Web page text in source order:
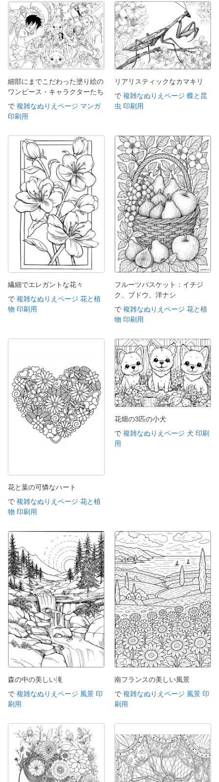
細部にまでこだわった塗り絵の
ワンピース・キャラクターたち
で 複雑なぬりえページ マンガ
印刷用
リアリスティックなカマキリ
で 複雑なぬりえページ 蝶と昆
虫 印刷用
繊細でエレガントな花々
で 複雑なぬりえページ 花と植
物 印刷用
フルーツバスケット：イチジ
ク、ブドウ、洋ナシ
で 複雑なぬりえページ 花と植
物 印刷用
花と葉の可憐なハート
で 複雑なぬりえページ 花と植
物 印刷用
花畑の3匹の小犬
で 複雑なぬりえページ 犬 印刷
用
森の中の美しい滝
で 複雑なぬりえページ 風景 印
刷用
南フランスの美しい風景
で 複雑なぬりえページ 風景 印
刷用